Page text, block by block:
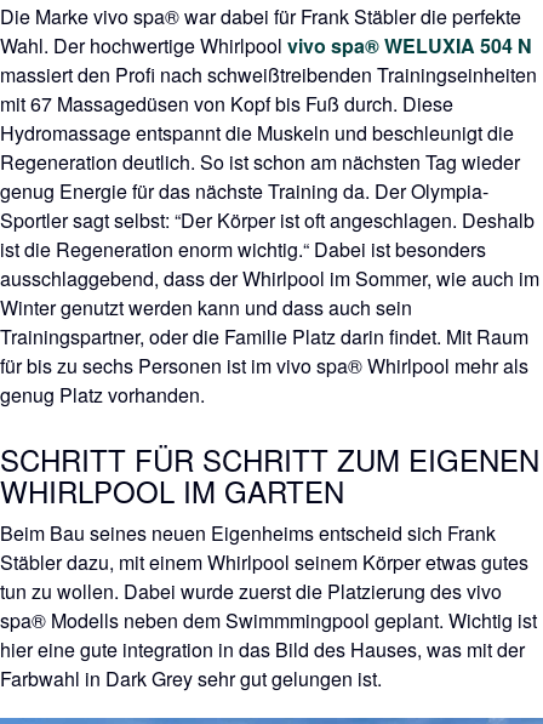
Die Marke vivo spa® war dabei für Frank Stäbler die perfekte
Wahl. Der hochwertige Whirlpool vivo spa® WELUXIA 504 N
massiert den Profi nach schweißtreibenden Trainingseinheiten
mit 67 Massagedüsen von Kopf bis Fuß durch. Diese
Hydromassage entspannt die Muskeln und beschleunigt die
Regeneration deutlich. So ist schon am nächsten Tag wieder
genug Energie für das nächste Training da. Der Olympia-
Sportler sagt selbst: “Der Körper ist oft angeschlagen. Deshalb
ist die Regeneration enorm wichtig.“ Dabei ist besonders
ausschlaggebend, dass der Whirlpool im Sommer, wie auch im
Winter genutzt werden kann und dass auch sein
Trainingspartner, oder die Familie Platz darin findet. Mit Raum
für bis zu sechs Personen ist im vivo spa® Whirlpool mehr als
genug Platz vorhanden.
SCHRITT FÜR SCHRITT ZUM EIGENEN
WHIRLPOOL IM GARTEN
Beim Bau seines neuen Eigenheims entscheid sich Frank
Stäbler dazu, mit einem Whirlpool seinem Körper etwas gutes
tun zu wollen. Dabei wurde zuerst die Platzierung des vivo
spa® Modells neben dem Swimmmingpool geplant. Wichtig ist
hier eine gute integration in das Bild des Hauses, was mit der
Farbwahl in Dark Grey sehr gut gelungen ist.